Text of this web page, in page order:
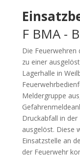
F BMA -
Die Feuerwehren
zu einer
Lagerhalle in
Meldergruppe
Druckabfall in
ausgelöst. Diese
Einsatzstelle an
der Feuerwehr